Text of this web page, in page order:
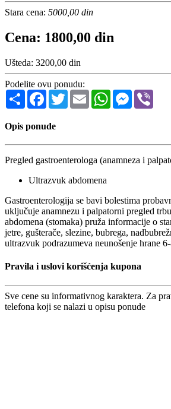
Stara cena: 5000,00 din
Cena: 1800,00 din
Ušteda: 3200,00 din
Podelite ovu ponudu:
Share Facebook
TwitterEmail WhatsAppMessenger
Opis ponude
Pregled gastroenterologa (anamneza i
Ultrazvuk abdomena
Gastroenterologija se bavi bolestima
uključuje anamnezu i palpatorni pregled
abdomena (stomaka) pruža informacije o
jetre, gušterače, slezine, bubrega,
ultrazvuk podrazumeva neunošenje hrane
Pravila i uslovi korišćenja kupona
Sve cene su informativnog karaktera. Za
telefona koji se nalazi u opisu ponude